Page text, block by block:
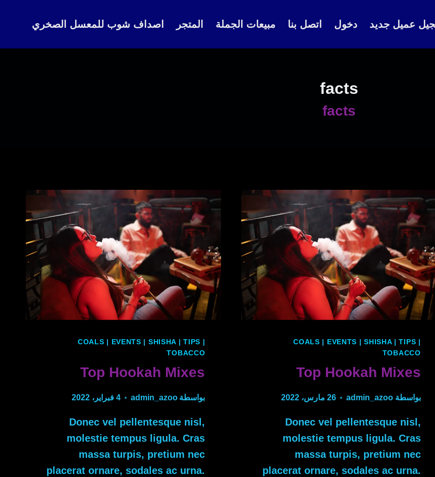
عميل جديد دخول اتصل بنا مبيعات الجملة المتجر اصداف شوب للمعسل الصخري
facts
facts
COALS | EVENTS |SHISHA|TIPS |
TOBACCO
Top Hookah Mixes
بواسطة admin_azoo 26 مارس، 2022
Donec vel pellentesque nisl,
molestie tempus ligula. Cras
massa turpis, pretium nec
placerat ornare, sodales ac urna.
COALS | EVENTS | SHISHA |TIPS |
TOBACCO
Top Hookah Mixes
بواسطة admin_azoo 4 فبراير، 2022
Donec vel pellentesque nisl,
molestie tempus ligula. Cras
massa turpis, pretium nec
placerat ornare, sodales ac urna.